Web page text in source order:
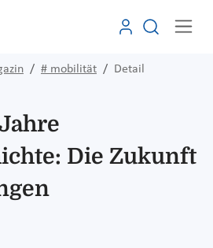
# mobilität Detail
Die Zukunft